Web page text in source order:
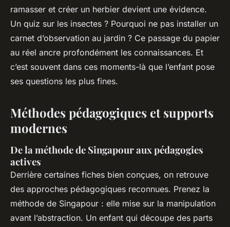
ramasser et créer un herbier devient une évidence.
Un quiz sur les insectes ? Pourquoi ne pas installer un
carnet d’observation au jardin ? Ce passage du papier
au réel ancre profondément les connaissances. Et
c’est souvent dans ces moments-là que l’enfant pose
ses questions les plus fines.
Méthodes pédagogiques et supports
modernes
De la méthode de Singapour aux pédagogies
actives
Derrière certaines fiches bien conçues, on retrouve
des approches pédagogiques reconnues. Prenez la
méthode de Singapour : elle mise sur la manipulation
avant l’abstraction. Un enfant qui découpe des parts